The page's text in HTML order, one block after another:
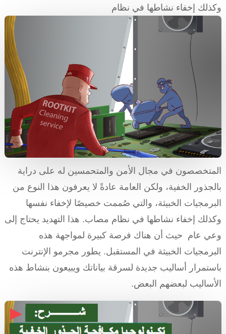
وكذلك إخفاء نشاطها في نظام
المتخصصون في مجال الأمن والمتحمسين له على دراية
بالجذور الخفية، ولكن العامة عادةً لا يعرفون هذا النوع من
البرمجيات الخبيثة، والتي صُممت خصيصًا لإخفاء نفسها
وكذلك إخفاء نشاطها في نظام مصاب. هذا التهديد يحتاج إلى
وعي عام حيث أن هناك فرصة كبيرة لمواجهة هذه
البرمجيات الخبيثة في المستقبل. يطور مجرمو الإنترنت
باستمرار أساليب جديدة لسرقة بياناتك ويبيعون بنشاط هذه
الأساليب لبعضهم البعض.